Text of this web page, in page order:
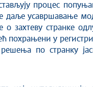
процес
даље усавршавање
захтеву странке
похрањени у
по странку